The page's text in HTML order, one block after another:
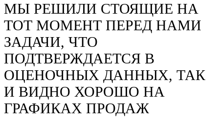
МЫ РЕШИЛИ СТОЯЩИЕ НА
ТОТ МОМЕНТ ПЕРЕД НАМИ
ЗАДАЧИ, ЧТО
ПОДТВЕРЖДАЕТСЯ В
ОЦЕНОЧНЫХ ДАННЫХ, ТАК
И ВИДНО ХОРОШО НА
ГРАФИКАХ ПРОДАЖ